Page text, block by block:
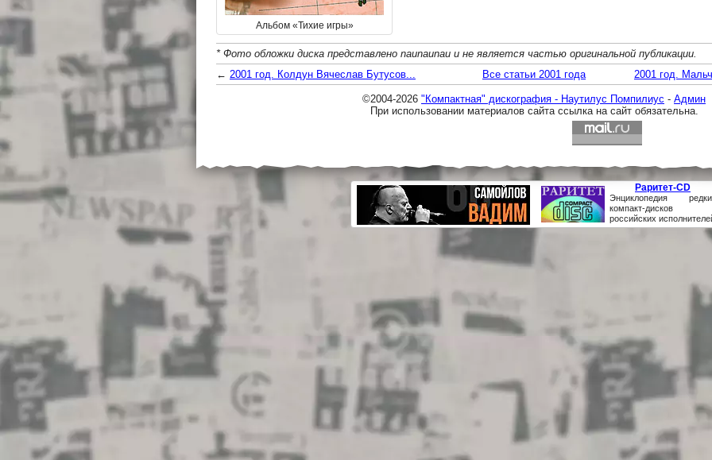
Альбом «Тихие игры»
*Фото обложки диска представлено naunaunau и не является частью оригинальной публикации.
← 2001 год. Колдун Вячеслав Бутусов... Все статьи 2001 года 2001 год.
©2004-2026 "Компактная" дискография - Наутилус Помпилиус - Админ
При использовании материалов сайта ссылка на сайт обязательна.
Раритет-CD
Энциклопедия
компакт-дисков
российских